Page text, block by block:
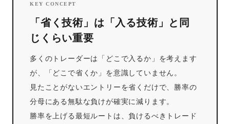
KEY CONCEPT
「省く技術」は「入る技術」と同
じくらい重要
多くのトレーダーは「どこで入るか」を考えます
が、「どこで省くか」を意識していません。
見たことがないエントリーを省くだけで、勝率の
分母にある無駄な負けが確実に減ります。
勝率を上げる最短ルートは、負けるべきトレード